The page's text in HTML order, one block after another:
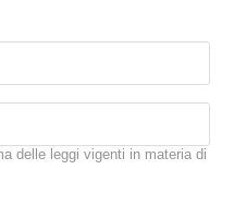
delle leggi vigenti in materia di